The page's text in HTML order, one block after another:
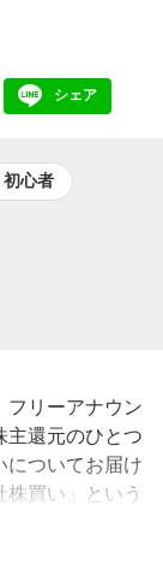
LINE
シェア
初心者
フリーアナウン
主還元のひとつ
についてお届け
株買い」という